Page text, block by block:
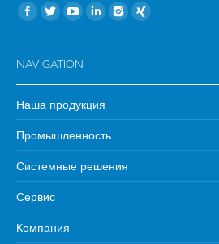
Найдите нас:
NAVIGATION
Наша продукция
Промышленность
Системные решения
Сервис
Компания